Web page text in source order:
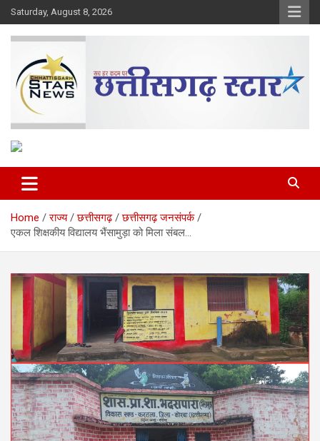
Skip
to
content
Saturday, August 8, 2026
Chhattisgarh Star
Home राज्य छत्तीसगढ़
छत्तीसगढ़ जनसंपर्क
एकल शिक्षकीय विद्यालय भैंसामुड़ा को मिला संबल…